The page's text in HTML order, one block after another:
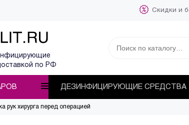
Скидки и
по РФ
ДЕЗИНФИЦИРУЮЩИЕ СРЕДСТВА
рук хирурга перед операцией